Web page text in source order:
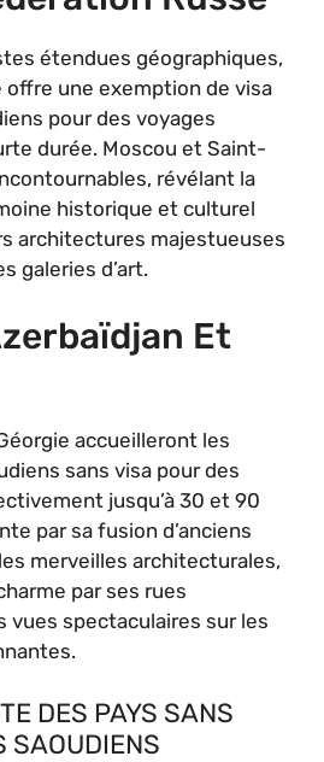
étendues géographiques,
offre une exemption de visa
pour des voyages
durée. Moscou et Saint-
révélant la
historique et culturel
architectures majestueuses
galeries d’art.
Et
accueilleront les
sans visa pour des
jusqu’à 30 et 90
par sa fusion d’anciens
merveilles architecturales,
par ses rues
vues spectaculaires sur les
DES PAYS SANS
SAOUDIENS